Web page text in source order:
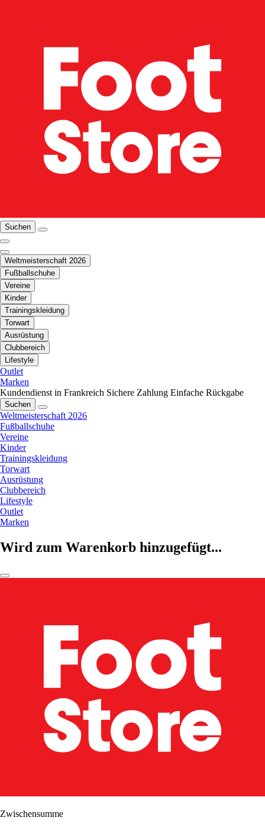
Suchen
Weltmeisterschaft 2026
Fußballschuhe
Vereine
Kinder
Trainingskleidung
Torwart
Ausrüstung
Clubbereich
Lifestyle
Outlet
Marken
Kundendienst in Frankreich Sichere Zahlung Einfache Rückgabe
Suchen
Weltmeisterschaft 2026
Fußballschuhe
Vereine
Kinder
Trainingskleidung
Torwart
Ausrüstung
Clubbereich
Lifestyle
Outlet
Marken
Wird zum Warenkorb hinzugefügt...
Zwischensumme